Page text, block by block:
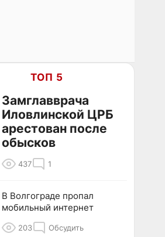
ТОП 5
Замглавврача
Иловлинской ЦРБ
арестован после
обысков
437 1
В Волгограде пропал
мобильный интернет
203 Обсудить